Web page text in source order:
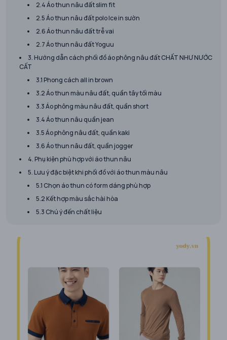
2.4 Áo thun nâu đất slim fit
2.5 Áo thun nâu đất polo Ice in sườn
2.6 Áo thun nâu đất trễ vai
2.7 Áo thun nâu đất Yoguu
3. Hướng dẫn cách phối đồ áo phông nâu đất CHẤT NHƯ NƯỚC
CẤT
3.1 Phong cách all in brown
3.2 Áo thun màu nâu đất, quần tây tối màu
3.3 Áo phông màu nâu đất, quần short
3.4 Áo thun nâu quần jean
3.5 Áo phông nâu đất, quần kaki
3.6 Áo thun nâu đất, quần jogger
4. Phụ kiện phù hợp với áo thun nâu
5. Lưu ý đặc biệt khi phối đồ với áo thun màu nâu
5.1 Chọn áo thun có form dáng phù hợp
5.2 Kết hợp màu sắc hài hòa
5.3 Chú ý đến chất liệu